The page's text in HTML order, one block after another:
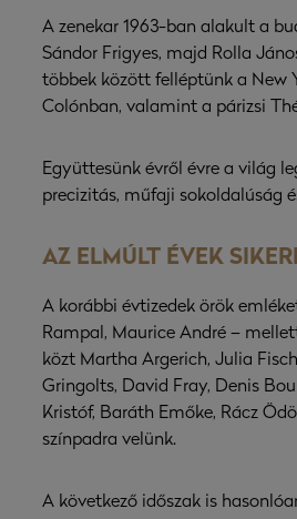
A zenekar 1963-ban alakult a
Sándor Frigyes, majd Rolla
többek között felléptünk a New
Colónban, valamint a párizsi
Együttesünk évről évre a világ
precizitás, műfaji sokoldalúság
AZ ELMÚLT ÉVEK
A korábbi évtizedek örök
Rampal, Maurice André –
közt Martha Argerich, Julia
Gringolts, David Fray, Denis
Kristóf, Baráth Emőke, Rácz
színpadra velünk.
A következő időszak is